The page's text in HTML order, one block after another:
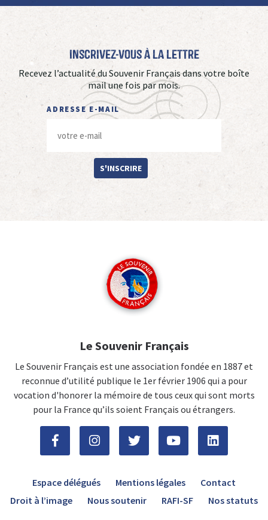
Inscrivez-vous à La Lettre
Recevez l’actualité du Souvenir Français dans votre boîte
mail une fois par mois.
ADRESSE E-MAIL
S'INSCRIRE
Le Souvenir Français
Le Souvenir Français est une association fondée en 1887 et
reconnue d’utilité publique le 1er février 1906 qui a pour
vocation d'honorer la mémoire de tous ceux qui sont morts
pour la France qu’ils soient Français ou étrangers.
Espace délégués Mentions légales
Contact
Droit à l’image
Nous soutenir RAFI-SF Nos statuts